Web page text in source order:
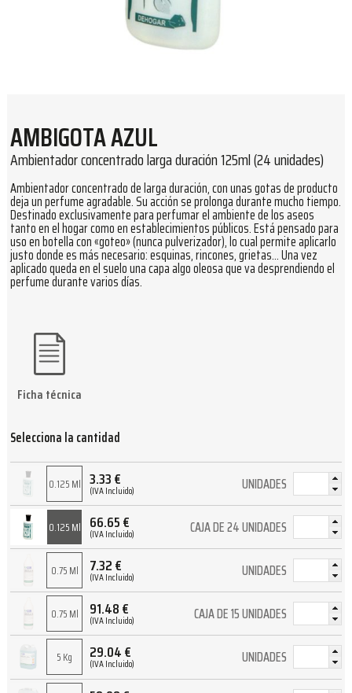
AMBIGOTA AZUL
Ambientador concentrado larga duración 125ml (24 unidades)
Ambientador concentrado de larga duración, con unas gotas de producto
deja un perfume agradable. Su acción se prolonga durante mucho tiempo.
Destinado exclusivamente para perfumar el ambiente de los aseos
tanto en el hogar como en establecimientos públicos. Está pensado para
uso en botella con «goteo» (nunca pulverizador), lo cual permite aplicarlo
justo donde es más necesario: esquinas, rincones, grietas… Una vez
aplicado queda en el suelo una capa algo oleosa que va desprendiendo el
perfume durante varios días.
Selecciona la cantidad
0.125 Ml 3.33€
(IVA Incluido) UNIDADES
0.125 Ml 66.65€
(IVA Incluido) CAJA DE 24 UNIDADES
0.75 Ml 7.32€
(IVA Incluido) UNIDADES
0.75 Ml 91.48€
(IVA Incluido) CAJA DE 15 UNIDADES
5 Kg 29.04€
(IVA Incluido) UNIDADES
Ficha técnica